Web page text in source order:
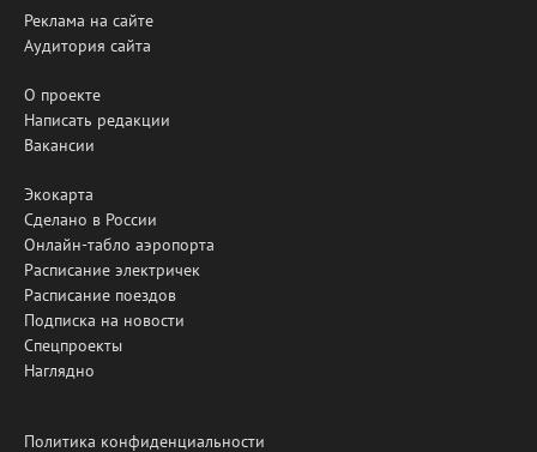
Реклама на сайте
Аудитория сайта
О проекте
Написать редакции
Вакансии
Экокарта
Сделано в России
Онлайн-табло аэропорта
Расписание электричек
Расписание поездов
Подписка на новости
Спецпроекты
Наглядно
Политика конфиденциальности